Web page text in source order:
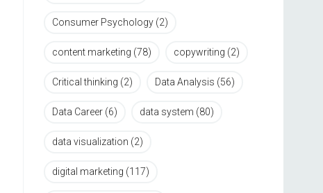
Consumer Psychology (2)
content marketing (78) copywriting (2)
Critical thinking (2) Data Analysis (56)
Data Career (6) data system (80)
data visualization (2)
digital marketing (117)